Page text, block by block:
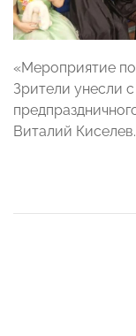
«Мероприятие
Зрители унесли
Виталий Киселев.